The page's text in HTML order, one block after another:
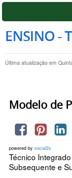
ENSINO -
Última atualização em
Modelo de
powered by social2s
Técnico
Subsequente e